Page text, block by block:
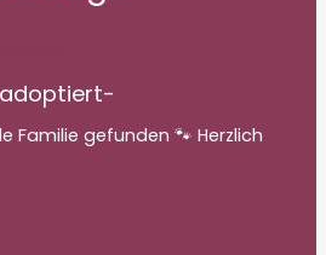
Familie gefunden 🐾 Herzlich